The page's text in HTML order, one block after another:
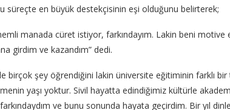
süreçte en büyük destekçisinin eşi olduğunu belirterek;
manada cüret istiyor, farkındayım. Lakin beni
girdim ve kazandım” dedi.
birçok şey öğrendiğini lakin üniversite eğitiminin farklı
yaşı yoktur. Sivil hayatta edindiğimiz kültürle
ve bunu sonunda hayata geçirdim. Bir yıl